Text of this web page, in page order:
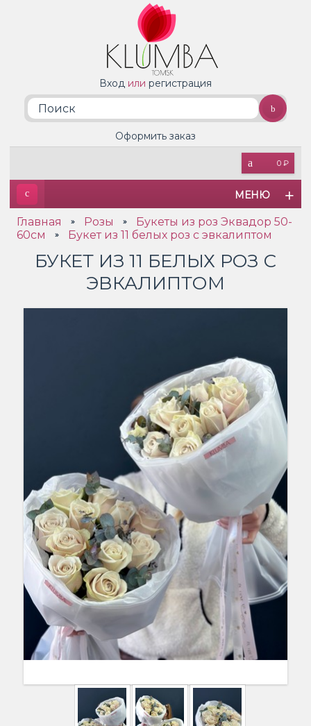
Вход или регистрация
0 ₽
Оформить заказ
МЕНЮ
Главная » Розы »
Букеты из роз Эквадор 50-
60см
» Букет из 11 белых роз с эвкалиптом
БУКЕТ ИЗ 11 БЕЛЫХ РОЗ С
ЭВКАЛИПТОМ